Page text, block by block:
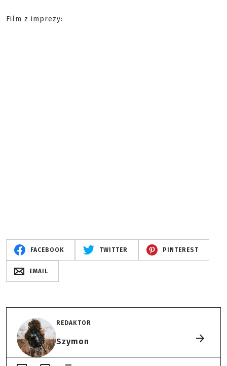
Film z imprezy:
FACEBOOK TWITTER PINTEREST
EMAIL
REDAKTOR
Szymon